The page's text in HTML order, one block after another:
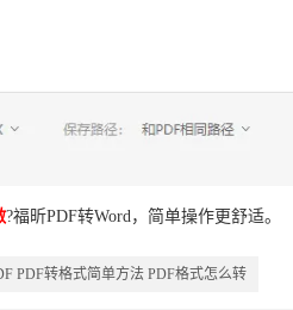
?福昕PDF转Word，简单操作更舒适。
PDF转格式简单方法 PDF格式怎么转